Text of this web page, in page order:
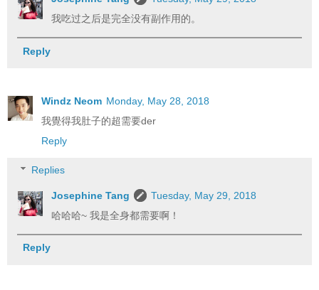
我吃过之后是完全没有副作用的。
Reply
Windz Neom Monday, May 28, 2018
我覺得我肚子的超需要der
Reply
Replies
Josephine Tang
Tuesday, May 29, 2018
哈哈哈~ 我是全身都需要啊！
Reply